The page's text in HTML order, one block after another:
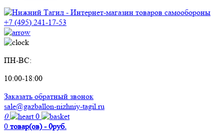
+7 (495) 241-17-53
ПН-ВС:
10:00-18:00
Заказать обратный звонок
sale@gazballon-nizhniy-tagil.ru
0
0
0 товар(ов) - 0руб.